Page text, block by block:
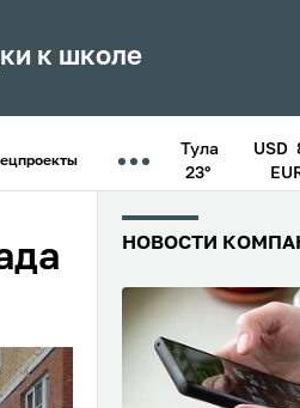
к школе
Тула
23°
USD
НОВОСТИ